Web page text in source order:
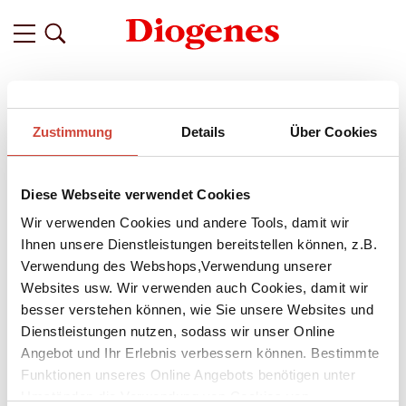
Zustimmung Details Über Cookies
Diese Webseite verwendet Cookies
Wir verwenden Cookies und andere Tools, damit wir
Ihnen unsere Dienstleistungen bereitstellen können, z.B.
Verwendung des Webshops,Verwendung unserer
Websites usw. Wir verwenden auch Cookies, damit wir
besser verstehen können, wie Sie unsere Websites und
Dienstleistungen nutzen, sodass wir unser Online
Angebot und Ihr Erlebnis verbessern können. Bestimmte
Funktionen unseres Online Angebots benötigen unter
Related Featured
vor 10 Monaten
Diogenes auf der Frankfurter
Buchmesse 2025 –
Darauf freuen wir uns in diesem Jahr
Die Vorfreude steigt, unsere Vorbereitungen laufen auf
Hochtouren, und schon bald werden Koffer gepackt –
Frankfurt ruft! Auch in diesem Jahr reisen wir zwischen dem
15. und 19. Oktober zur Frankfurter Buchmesse, begleitet von
einigen Autor:innen aus unserem aktuellen Programm.